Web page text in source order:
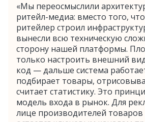
«Мы переосмыслили
ритейл-медиа: вместо того,
ритейлер строил
вынесли всю техническую
сторону нашей платформы.
только настроить внешний
код — дальше система
подбирает товары,
считает статистику. Это
модель входа в рынок. Для
лице производителей